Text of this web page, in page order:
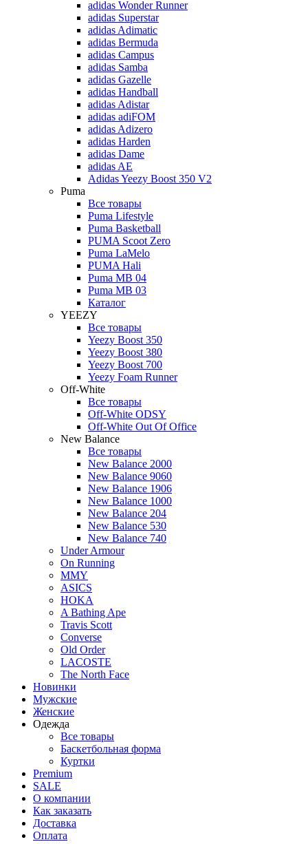
adidas Wonder Runner
adidas Superstar
adidas Adimatic
adidas Bermuda
adidas Campus
adidas Samba
adidas Gazelle
adidas Handball
adidas Adistar
adidas adiFOM
adidas Adizero
adidas Harden
adidas Dame
adidas AE
Adidas Yeezy Boost 350 V2
Puma
Все товары
Puma Lifestyle
Puma Basketball
PUMA Scoot Zero
Puma LaMelo
PUMA Hali
Puma MB 04
Puma MB 03
Каталог
YEEZY
Все товары
Yeezy Boost 350
Yeezy Boost 380
Yeezy Boost 700
Yeezy Foam Runner
Off-White
Все товары
Off-White ODSY
Off-White Out Of Office
New Balance
Все товары
New Balance 2000
New Balance 9060
New Balance 1906
New Balance 1000
New Balance 204
New Balance 530
New Balance 740
Under Armour
On Running
MMY
ASICS
HOKA
A Bathing Ape
Travis Scott
Converse
Old Order
LACOSTE
The North Face
Новинки
Мужские
Женские
Одежда
Все товары
Баскетбольная форма
Куртки
Premium
SALE
О компании
Как заказать
Доставка
Оплата